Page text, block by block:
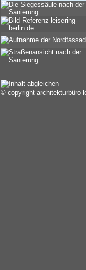
© copyright architekturbüro